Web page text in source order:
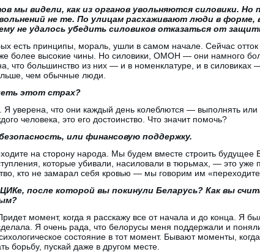
мы видели, как из органов увольняются силовики. Но
не те. По улицам расхаживают люди в форме,
не удалось убедить силовиков отказаться от
принципы, мораль, ушли в самом начале. Сейчас отток
более высокие чины. Но силовики, ОМОН — они намного
что большинство из них — и в номенклатуре, и в силовиках
чем обычные люди.
этот страх?
уверена, что они каждый день колеблются — выполнять или
человека, это его достоинство. Что значит помочь?
или финансовую поддержку.
на сторону народа. Мы будем вместе строить будущее
которые убивали, насиловали в тюрьмах, — это уже
кто не замарал себя кровью — мы говорим им
после которой вы покинули Беларусь? Как вы
момент, когда я расскажу все от начала и до конца. Я
Я очень рада, что белорусы меня поддержали и
состояние в тот момент. Бывают моменты,
борьбу, пускай даже в другом месте.